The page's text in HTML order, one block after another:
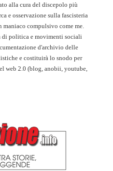
alla cura del discepolo più
e osservazione sulla fascisteria
maniaco compulsivo come me.
di politica e movimenti sociali
d'archivio delle
e costituirà lo snodo per
web 2.0 (blog, anobii, youtube,